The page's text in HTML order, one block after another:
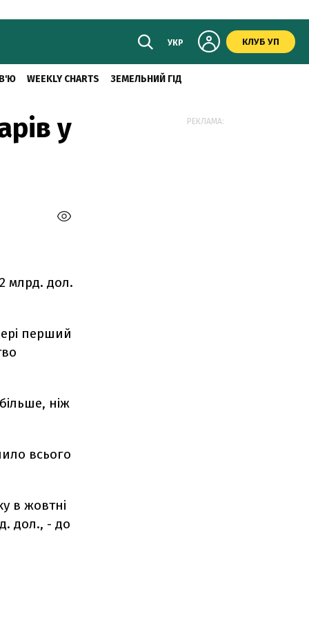
УКР КЛУБ УП
WEEKLY CHARTS ЗЕМЕЛЬНИЙ ГІД
у
млрд. дол.
перший
ніж
всього
в жовтні
дол., - до
РЕКЛАМА: